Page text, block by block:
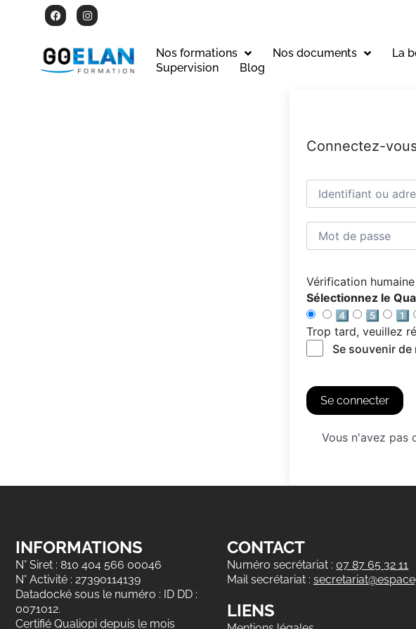
Nos formations Nos documents
La
Supervision
Blog
Connectez-
Vérification humaine
Sélectionnez le
4️⃣
5️⃣ 1️⃣
Trop tard, veuillez
Se souvenir de
Se connecter
Vous n'avez pas
INFORMATIONS
N° Siret : 810 404 566 00046
N° Activité : 27390114139
Datadocké sous le numéro : ID DD :
0071012.
Certifié Qualiopi depuis le mois
CONTACT
Numéro secrétariat : 07 87 65 32 11
Mail secrétariat :
LIENS